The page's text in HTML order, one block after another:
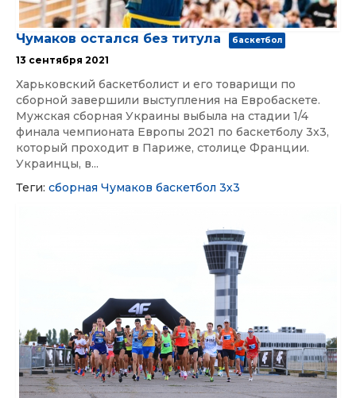
Чумаков остался без титула баскетбол
13 сентября 2021
Харьковский баскетболист и его товарищи по
сборной завершили выступления на Евробаскете.
Мужская сборная Украины выбыла на стадии 1/4
финала чемпионата Европы 2021 по баскетболу 3x3,
который проходит в Париже, столице Франции.
Украинцы, в...
Теги: сборная Чумаков баскетбол 3х3